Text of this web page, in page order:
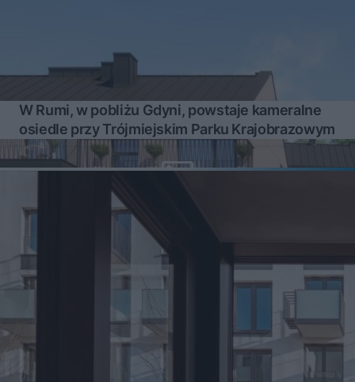
W Rumi, w pobliżu Gdyni, powstaje kameralne
osiedle przy Trójmiejskim Parku Krajobrazowym